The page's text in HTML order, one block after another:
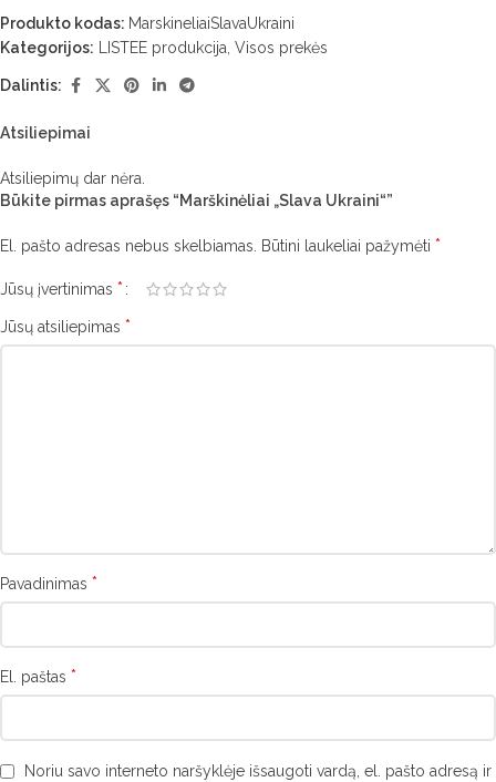
Produkto kodas: MarskineliaiSlavaUkraini
Kategorijos:
LISTEE produkcija Visos prekės
Dalintis:
Atsiliepimai
Atsiliepimų dar nėra.
Būkite pirmas aprašęs “Marškinėliai „Slava Ukraini“”
El. pašto adresas nebus skelbiamas. Būtini laukeliai pažymėti *
Jūsų įvertinimas *
Jūsų atsiliepimas *
Pavadinimas *
El. paštas *
Noriu savo interneto naršyklėje išsaugoti vardą, el. pašto adresą ir